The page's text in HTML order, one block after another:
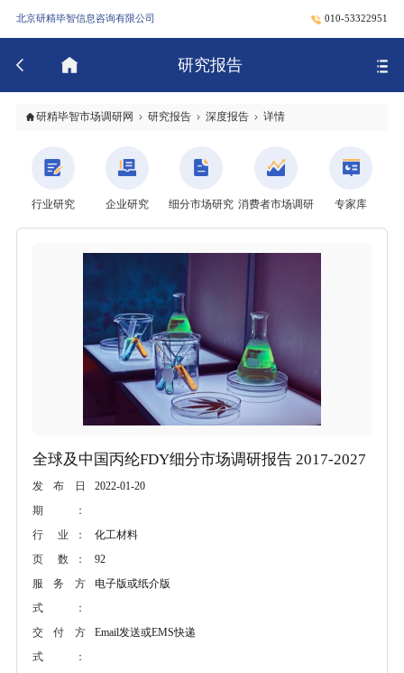
北京研精毕智信息咨询有限公司 010-53322951
研究报告
研精毕智市场调研网 研究报告 深度报告 详情
行业研究 企业研究 细分市场研究 消费者市场调研 专家库
全球及中国丙纶FDY细分市场调研报告 2017-2027
发布日
期：
2022-01-20
行 业：
化工材料
页 数：
92
服务方
式：
电子版或纸介版
交付方
式：
Email发送或EMS快递